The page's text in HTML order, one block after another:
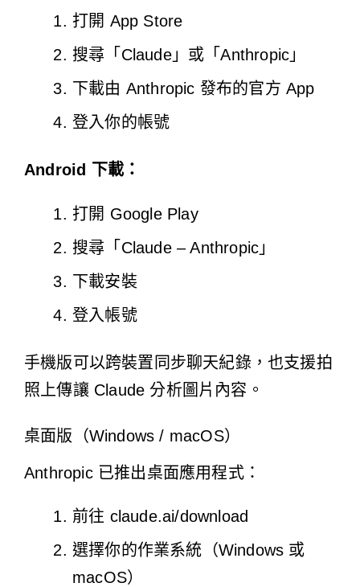
打開 App Store
搜尋「Claude」或「Anthropic」
下載由 Anthropic 發布的官方 App
登入你的帳號
Android 下載：
打開 Google Play
搜尋「Claude – Anthropic」
下載安裝
登入帳號
手機版可以跨裝置同步聊天紀錄，也支援拍
照上傳讓 Claude 分析圖片內容。
桌面版（Windows / macOS）
Anthropic 已推出桌面應用程式：
前往 claude.ai/download
選擇你的作業系統（Windows 或
macOS）